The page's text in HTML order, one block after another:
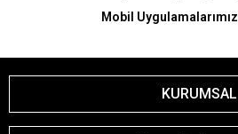
Mobil Uygulamalarımız
KURUMSAL